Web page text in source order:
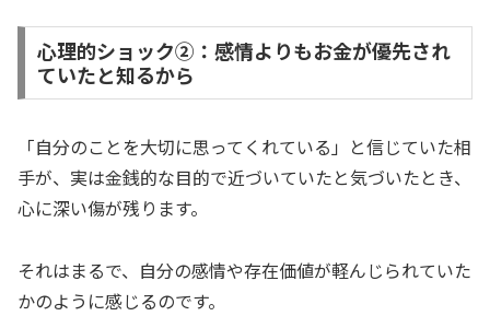
心理的ショック②：感情よりもお金が優先され
ていたと知るから
「自分のことを大切に思ってくれている」と信じていた相
手が、実は金銭的な目的で近づいていたと気づいたとき、
心に深い傷が残ります。
それはまるで、自分の感情や存在価値が軽んじられていた
かのように感じるのです。